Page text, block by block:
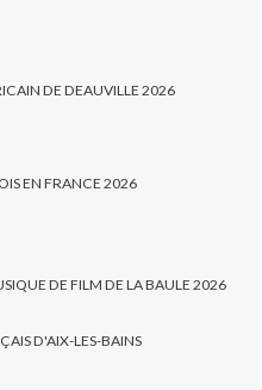
DE DEAUVILLE 2026
EN FRANCE 2026
DE FILM DE LA BAULE 2026
D'AIX-LES-BAINS